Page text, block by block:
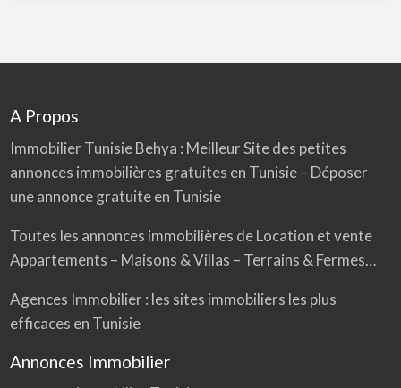
A Propos
Immobilier TunisieBehya : Meilleur Site des petites
annonces immobilières gratuites en Tunisie – Déposer
une annonce gratuite en Tunisie
Toutes les annonces immobilières de Location et vente
Appartements – Maisons & Villas – Terrains & Fermes…
Agences Immobilier : les sites immobiliers les plus
efficaces en Tunisie
Annonces Immobilier